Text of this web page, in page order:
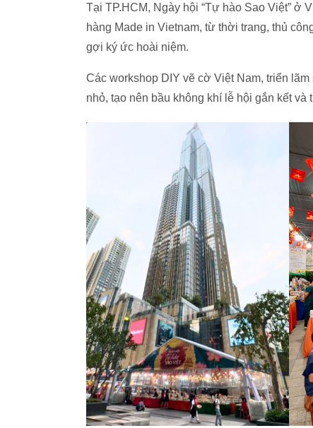
Tại TP.HCM, Ngày hội “Tự hào Sao Việt” ở
hàng Made in Vietnam, từ thời trang, thủ
gợi ký ức hoài niệm.
Các workshop DIY vẽ cờ Việt Nam, triển
nhỏ, tạo nên bầu không khí lễ hội gắn kết và